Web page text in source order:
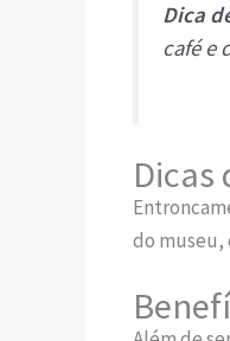
Dica
café e
Dicas
do museu,